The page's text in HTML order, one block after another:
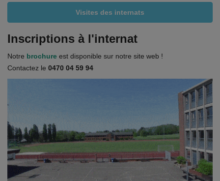
Internats
Documents
Services
Visites des internats
Inscriptions à l'internat
Notre brochure est disponible sur notre site web !
Contactez le 0470 04 59 94